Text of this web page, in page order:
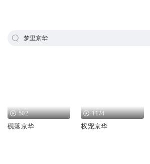
梦里京华
502
砚落京华
1174
权宠京华